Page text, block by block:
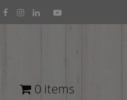
0 items